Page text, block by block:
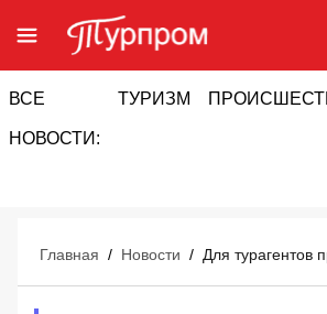
ВСЕ
НОВОСТИ:
ТУРИЗМ
Главная / Новости /